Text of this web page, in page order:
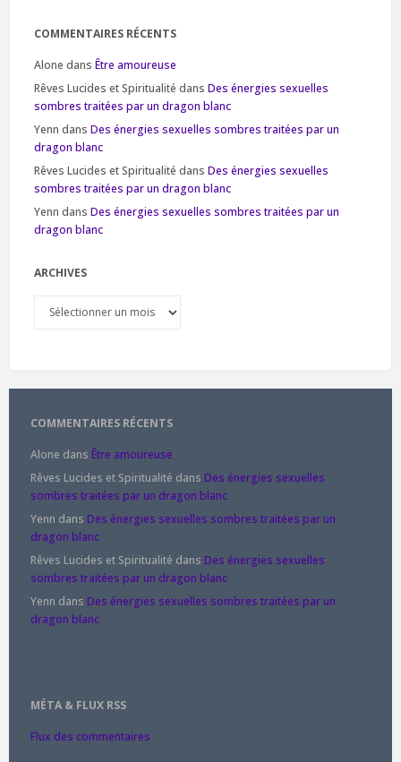
COMMENTAIRES RÉCENTS
Alone dans Être amoureuse
Rêves Lucides et Spiritualité dans Des énergies sexuelles
sombres traitées par un dragon blanc
Yenn dans Des énergies sexuelles sombres traitées par un
dragon blanc
Rêves Lucides et Spiritualité dans Des énergies sexuelles
sombres traitées par un dragon blanc
Yenn dans Des énergies sexuelles sombres traitées par un
dragon blanc
ARCHIVES
COMMENTAIRES RÉCENTS
Alone dans Être amoureuse
Rêves Lucides et Spiritualité dans Des énergies sexuelles
sombres traitées par un dragon blanc
Yenn dans Des énergies sexuelles sombres traitées par un
dragon blanc
Rêves Lucides et Spiritualité dans Des énergies sexuelles
sombres traitées par un dragon blanc
Yenn dans Des énergies sexuelles sombres traitées par un
dragon blanc
MÉTA & FLUX RSS
Flux des commentaires